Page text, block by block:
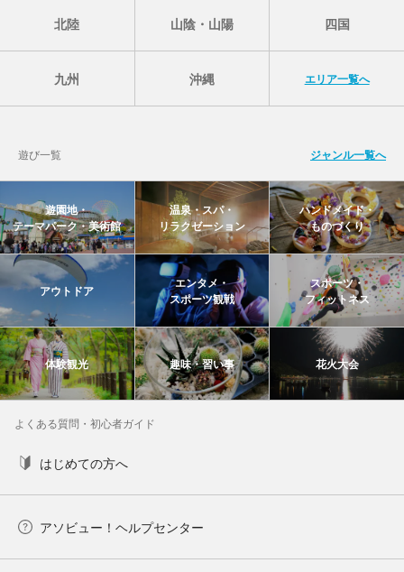
北陸 山陰・山陽 四国
九州 沖縄 エリア一覧へ
遊び一覧 ジャンル一覧へ
遊園地・
テーマパーク・美術館
温泉・スパ・
リラクゼーション
ハンドメイド・
ものづくり
アウトドア
エンタメ・
スポーツ観戦
スポーツ・
フィットネス
体験観光 趣味・習い事 花火大会
よくある質問・初心者ガイド
はじめての方へ
アソビュー！ヘルプセンター